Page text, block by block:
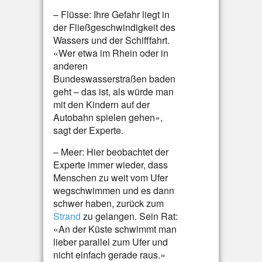
– Flüsse: Ihre Gefahr liegt in
der Fließgeschwindigkeit des
Wassers und der Schifffahrt.
«Wer etwa im Rhein oder in
anderen
Bundeswasserstraßen baden
geht – das ist, als würde man
mit den Kindern auf der
Autobahn spielen gehen»,
sagt der Experte.
– Meer: Hier beobachtet der
Experte immer wieder, dass
Menschen zu weit vom Ufer
wegschwimmen und es dann
schwer haben, zurück zum
Strand zu gelangen. Sein Rat:
«An der Küste schwimmt man
lieber parallel zum Ufer und
nicht einfach gerade raus.»